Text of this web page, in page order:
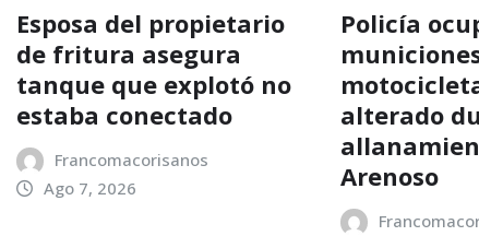
Esposa del propietario
de fritura asegura
tanque que explotó no
estaba conectado
Francomacorisanos
Ago 7, 2026
Policía
alterado
Arenoso